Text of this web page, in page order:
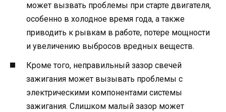
может вызвать проблемы при старте двигателя,
особенно в холодное время года, а также
приводить к рывкам в работе, потере мощности
и увеличению выбросов вредных веществ.
Кроме того, неправильный зазор свечей
зажигания может вызывать проблемы с
электрическими компонентами системы
зажигания. Слишком малый зазор может